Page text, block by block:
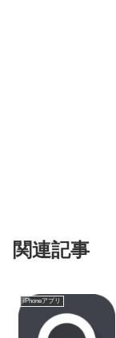
関連記事
iPhoneアプリ